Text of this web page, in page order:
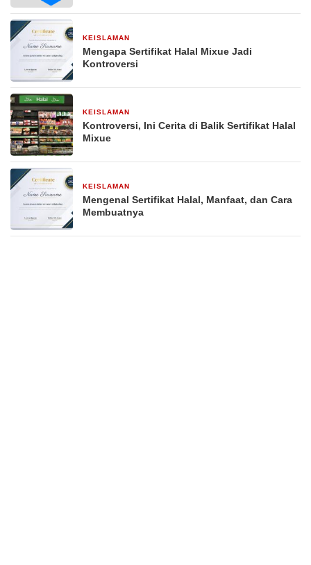
KEISLAMAN
Mengapa Sertifikat Halal Mixue Jadi
Kontroversi
KEISLAMAN
Kontroversi, Ini Cerita di Balik Sertifikat Halal
Mixue
KEISLAMAN
Mengenal Sertifikat Halal, Manfaat, dan Cara
Membuatnya